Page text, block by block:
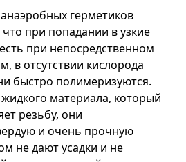
герметиков
при попадании в узкие
при непосредственном
в отсутствии кислорода
быстро полимеризуются.
материала, который
резьбу, они
и очень прочную
не дают усадки и не